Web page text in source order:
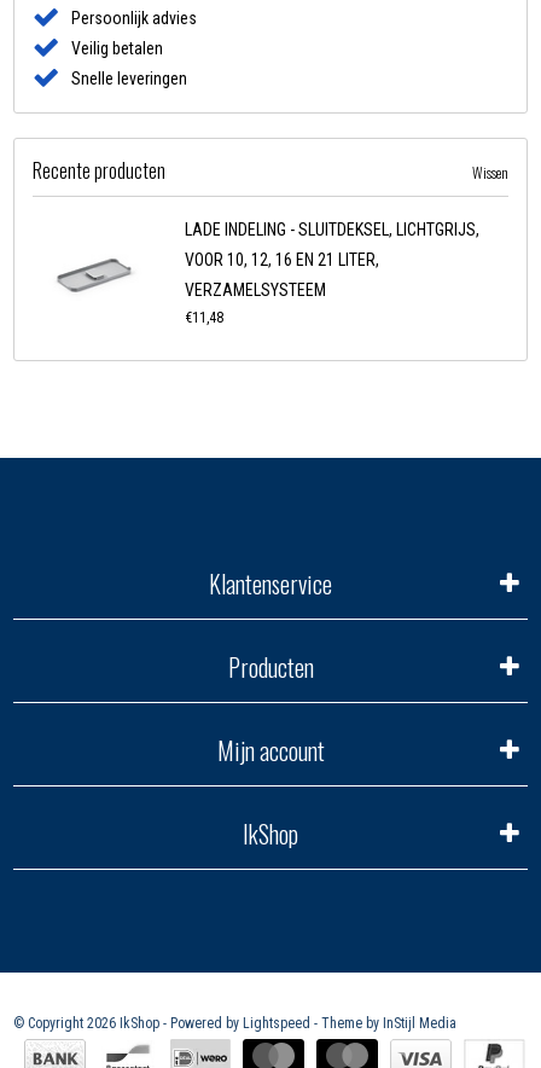
Persoonlijk advies
Veilig betalen
Snelle leveringen
Recente producten Wissen
LADE INDELING - SLUITDEKSEL, LICHTGRIJS,
VOOR 10, 12, 16 EN 21 LITER,
VERZAMELSYSTEEM
€11,48
Klantenservice
Producten
Mijn account
IkShop
© Copyright 2026 IkShop - Powered by Lightspeed - Theme by InStijl Media